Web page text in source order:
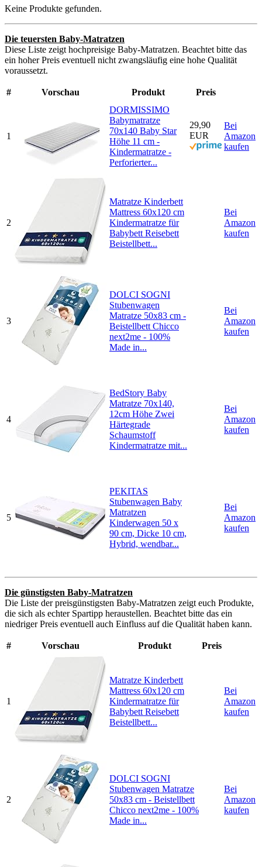
Keine Produkte gefunden.
Die teuersten Baby-Matratzen
Diese Liste zeigt hochpreisige Baby-Matratzen. Beachtet bitte das
ein hoher Preis eventuell nicht zwangsläufig eine hohe Qualität
voraussetzt.
# Vorschau Produkt Preis
1
DORMISSIMO
Babymatratze
70x140 Baby Star
Höhe 11 cm -
Kindermatratze -
Perforierter...
29,90
EUR
Bei
Amazon
kaufen
2
Matratze Kinderbett
Mattress 60x120 cm
Kindermatratze für
Babybett Reisebett
Beistellbett...
Bei
Amazon
kaufen
3
DOLCI SOGNI
Stubenwagen
Matratze 50x83 cm -
Beistellbett Chicco
next2me - 100%
Made in...
Bei
Amazon
kaufen
4
BedStory Baby
Matratze 70x140,
12cm Höhe Zwei
Härtegrade
Schaumstoff
Kindermatratze mit...
Bei
Amazon
kaufen
5
PEKITAS
Stubenwagen Baby
Matratzen
Kinderwagen 50 x
90 cm, Dicke 10 cm,
Hybrid, wendbar...
Bei
Amazon
kaufen
Die günstigsten Baby-Matratzen
Die Liste der preisgünstigsten Baby-Matratzen zeigt euch Produkte,
die sich als echter Spartipp heraustellen. Beachtet bitte das ein
niedriger Preis eventuell auch Einfluss auf die Qualität haben kann.
# Vorschau Produkt Preis
1
Matratze Kinderbett
Mattress 60x120 cm
Kindermatratze für
Babybett Reisebett
Beistellbett...
Bei
Amazon
kaufen
2
DOLCI SOGNI
Stubenwagen Matratze
50x83 cm - Beistellbett
Chicco next2me - 100%
Made in...
Bei
Amazon
kaufen